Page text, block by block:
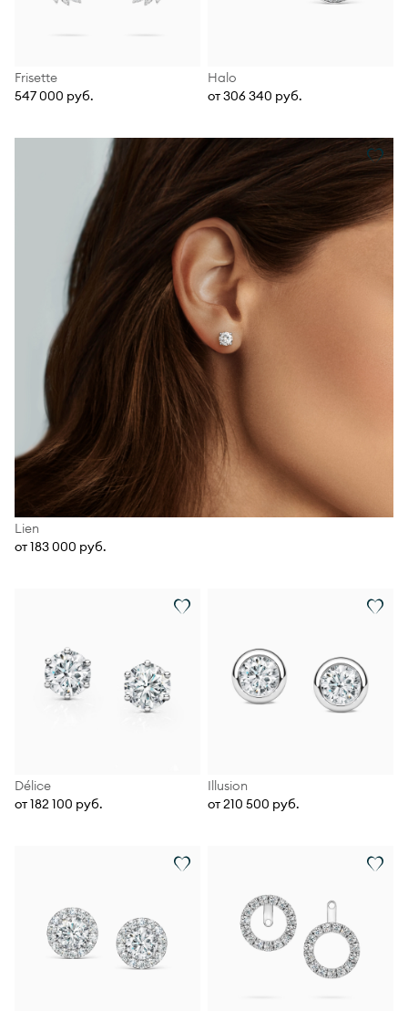
Frisette
547 000 руб.
Halo
от 306 340 руб.
Lien
от 183 000 руб.
Délice
от 182 100 руб.
Illusion
от 210 500 руб.